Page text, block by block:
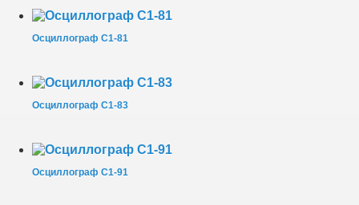
Осциллограф С1-81
Осциллограф С1-83
Осциллограф С1-91